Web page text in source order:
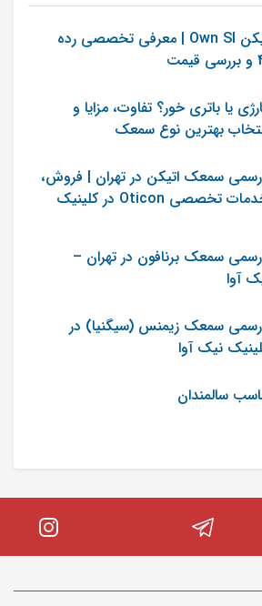
سمعک اتیکن Own SI | معرفی تخصصی رده
یا باتری خور؟ تفاوت، مزایا و
بهترین نوع سمعک
رسمی سمعک اتیکن در تهران | فروش،
تنظیم و خدمات تخصصی Oticon در کلینیک
رسمی سمعک برنافون در تهران –
آوا
رسمی سمعک زیمنس (سیگنیا) در
نیک آوا
سالمندان